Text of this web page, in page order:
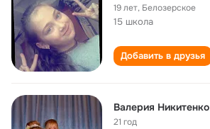
19 лет, Белозерское
15 школа
Добавить в друзья
Валерия Никитенко
21 год